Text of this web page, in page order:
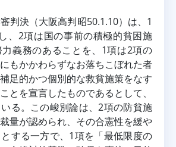
判決（大阪高判昭50.1.10）は、1
、2項は国の事前の積極的貧困施
義務のあることを、1項は2項の
もかかわらずなお落ちこぼれた者
足的かつ個別的な救貧施策をなす
とを宣言したものであるとして、
る。この峻別論は、2項の防貧施
量が認められ、その合憲性を緩や
する一方で、1項を「最低限度の